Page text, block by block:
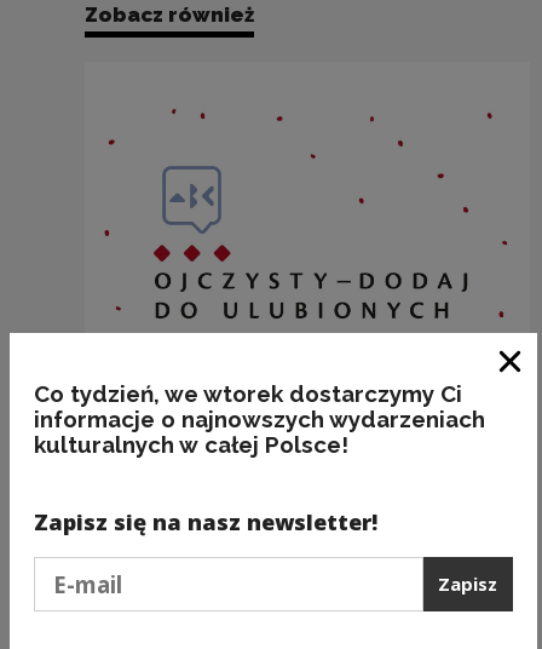
Zobacz również
BAKALIE
Kategorie:
Co tydzień, we wtorek dostarczymy Ci
informacje o najnowszych wydarzeniach
kulturalnych w całej Polsce!
Zapisz się na nasz newsletter!
Zapisz